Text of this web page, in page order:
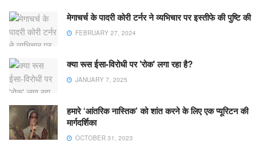
मेगाचर्च के पादरी कोरी टर्नर ने व्यभिचार पर इस्तीफे की पुष्टि की
FEBRUARY 27, 2024
क्या रूस ईसा-विरोधी पर 'रोक' लगा रहा है?
JANUARY 7, 2025
हमारे ‘आंतरिक नास्तिक’ को शांत करने के लिए एक प्यूरिटन की
मार्गदर्शिका
OCTOBER 31, 2023